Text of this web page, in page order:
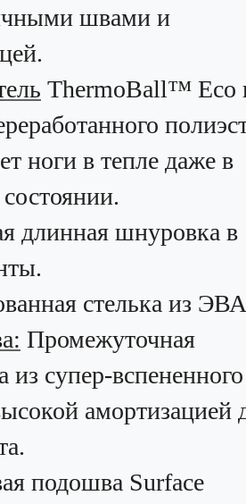
швами и
ThermoBall™ Eco
ноги в тепле даже в
длинная шнуровка в
стелька из
Промежуточная
из супер-вспененного
амортизацией
подошва Surface